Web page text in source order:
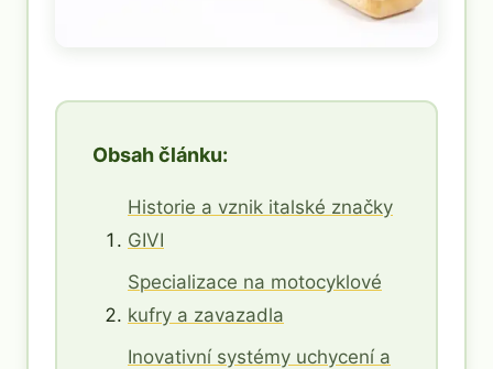
Obsah článku:
Historie a vznik italské značky
GIVI
Specializace na motocyklové
kufry a zavazadla
Inovativní systémy uchycení a